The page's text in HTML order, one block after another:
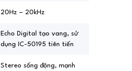
20Hz – 20kHz
Echo Digital tạo vang, sử
dụng IC-50195 tiên tiến
Stereo sống động, mạnh